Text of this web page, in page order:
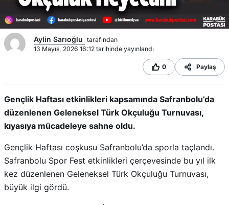
Aylin Sarıoğlu tarafından
13 Mayıs, 2026 16:12 tarihinde yayınlandı
0 Paylaş
Gençlik Haftası etkinlikleri kapsamında Safranbolu’da
düzenlenen Geleneksel Türk Okçuluğu Turnuvası,
kıyasıya mücadeleye sahne oldu.
Gençlik Haftası coşkusu Safranbolu’da sporla taçlandı.
Safranbolu Spor Fest etkinlikleri çerçevesinde bu yıl ilk
kez düzenlenen Geleneksel Türk Okçuluğu Turnuvası,
büyük ilgi gördü.